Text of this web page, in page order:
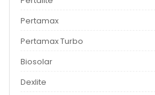
Pertamax
Pertamax Turbo
Biosolar
Dexlite